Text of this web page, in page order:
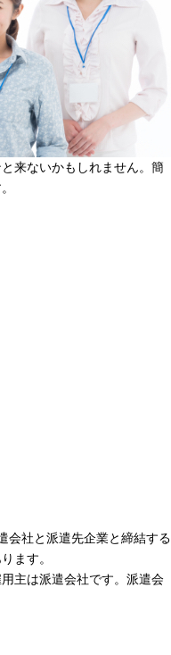
来ないかもしれません。簡
会社と派遣先企業と締結する
ます。
主は派遣会社です。派遣会